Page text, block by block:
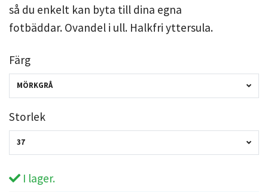
så du enkelt kan byta till dina egna
fotbäddar. Ovandel i ull. Halkfri yttersula.
Färg
MÖRKGRÅ
Storlek
37
I lager.